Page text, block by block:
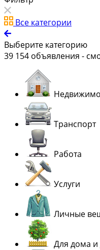
Все категории
Выберите категорию
39 154 объявления -
Транспорт
Работа
Услуги
Личные
Для дома и